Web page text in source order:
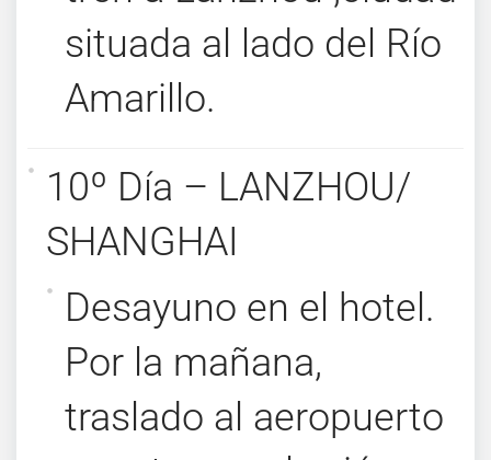
situada al lado del Río
Amarillo.
10º Día – LANZHOU/
SHANGHAI
Desayuno en el hotel.
Por la mañana,
traslado al aeropuerto